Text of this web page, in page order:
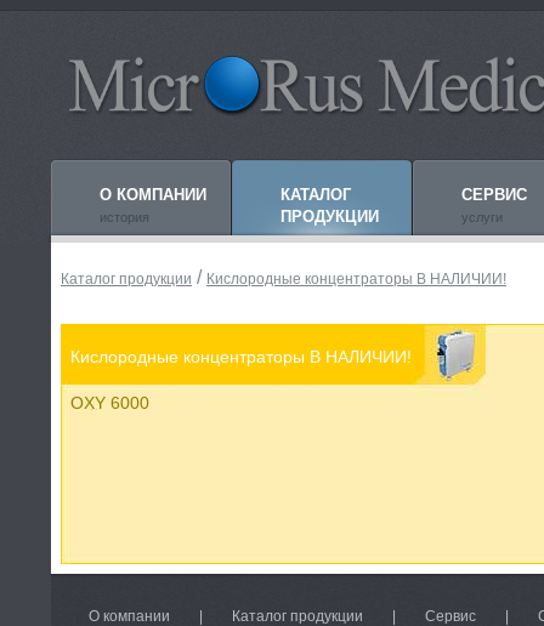
О КОМПАНИИ
история
КАТАЛОГ
ПРОДУКЦИИ
СЕРВИС
услуги
Каталог продукции / Кислородные концентраторы В НАЛИЧИИ!
Кислородные концентраторы В НАЛИЧИИ!
OXY 6000
О компании Каталог продукции Сервис